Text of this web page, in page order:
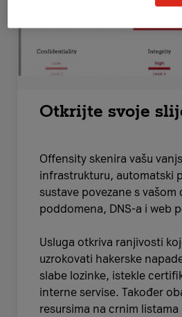
Otkrijte svoje
Offensity skenira vašu
infrastrukturu, automatski
sustave povezane s
poddomena, DNS-a i web
Usluga otkriva ranjivosti
uzrokovati hakerske
slabe lozinke, istekle
interne servise. Također
resursima na crnim listama